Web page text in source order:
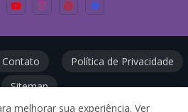
Contato
Política de Privacidade
Sitemap
melhorar sua experiência. Ver